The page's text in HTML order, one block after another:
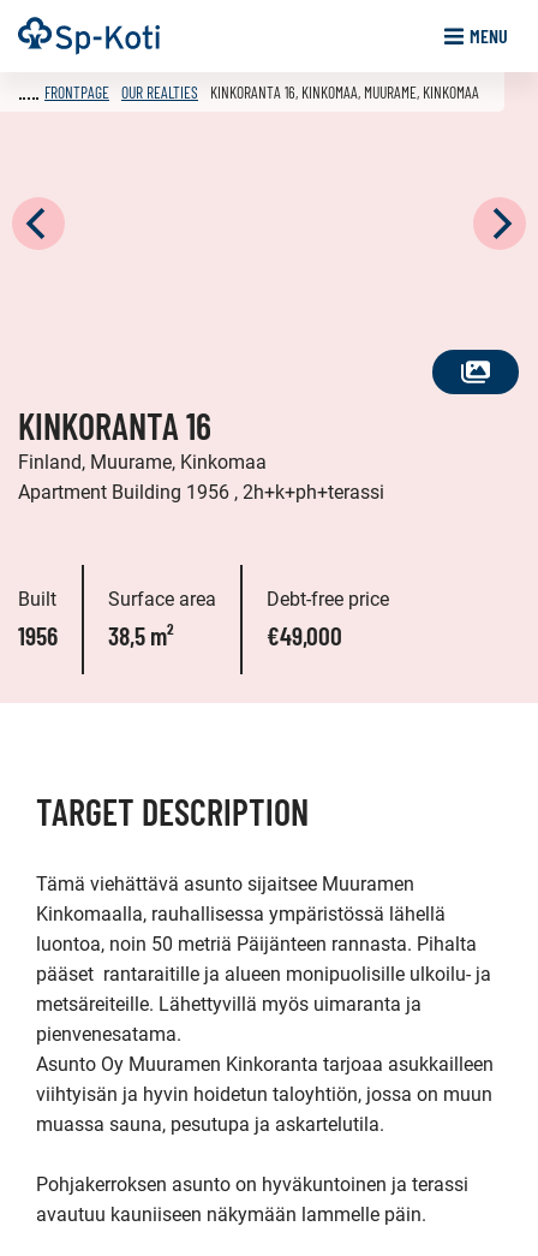
Go
to
Frontpage MENU
SEE
FRONTPAGE OUR REALTIES KINKORANTA 16, KINKOMAA, MUURAME, KINKOMAA
KINKORANTA 16
Finland, Muurame, Kinkomaa
Apartment Building 1956 , 2h+k+ph+terassi
Built
1956
Surface area
38,5 m²
Debt-free price
€49,000
TARGET DESCRIPTION
Tämä viehättävä asunto sijaitsee Muuramen
Kinkomaalla, rauhallisessa ympäristössä lähellä
luontoa, noin 50 metriä Päijänteen rannasta. Pihalta
pääset  rantaraitille ja alueen monipuolisille ulkoilu- ja
metsäreiteille. Lähettyvillä myös uimaranta ja
pienvenesatama.
Asunto Oy Muuramen Kinkoranta tarjoaa asukkailleen
viihtyisän ja hyvin hoidetun taloyhtiön, jossa on muun
muassa sauna, pesutupa ja askartelutila.
Pohjakerroksen asunto on hyväkuntoinen ja terassi
avautuu kauniiseen näkymään lammelle päin.